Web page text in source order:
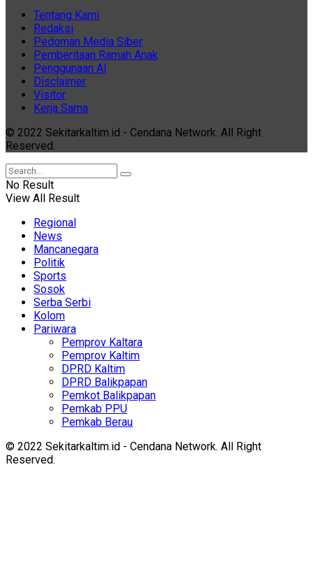
Tentang Kami
Redaksi
Pedoman Media Siber
Pemberitaan Ramah Anak
Penggunaan AI
Disclaimer
Visitor
Kerja Sama
© 2022 Sekitarkaltim.id - Cendana Network. All Right
Reserved.
No Result
View All Result
Regional
News
Mancanegara
Politik
Sports
Sosok
Serba Serbi
Kolom
Pariwara
Pemprov Kaltara
Pemprov Kaltim
DPRD Kaltim
DPRD Balikpapan
Pemkot Balikpapan
Pemkab PPU
Pemkab Berau
© 2022 Sekitarkaltim.id - Cendana Network. All Right
Reserved.